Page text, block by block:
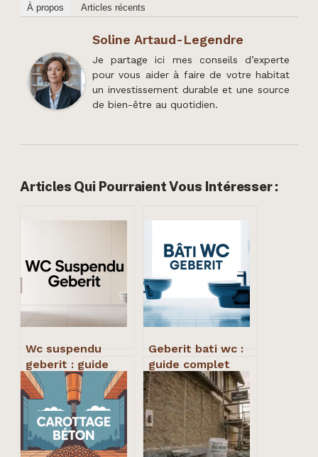
À propos Articles récents
Soline Artaud-Legendre
Je partage ici mes conseils d’experte
pour vous aider à faire de votre habitat
un investissement durable et une source
de bien-être au quotidien.
Articles Qui Pourraient Vous Intéresser :
Wc suspendu
geberit : guide
complet pour bien
choisir et poser
Geberit bati wc :
guide complet
pour bien choisir
et bien poser